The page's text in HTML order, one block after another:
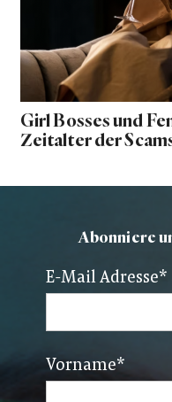
Girl Bosses und
Zeitalter der
Abonniere
E-Mail Adresse*
Vorname*